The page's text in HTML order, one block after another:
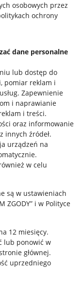
osobowych przez
ochrony
dane personalne
lub dostęp do
pomiar reklam i
. Zapewnienie
i naprawianie
i treści.
oraz informowanie
innych źródeł.
urządzeń na
.
w celu
są w ustawieniach
ZGODY” i w Polityce
12 miesięcy.
lub ponowić w
głównej.
uprzedniego
regulaminu.